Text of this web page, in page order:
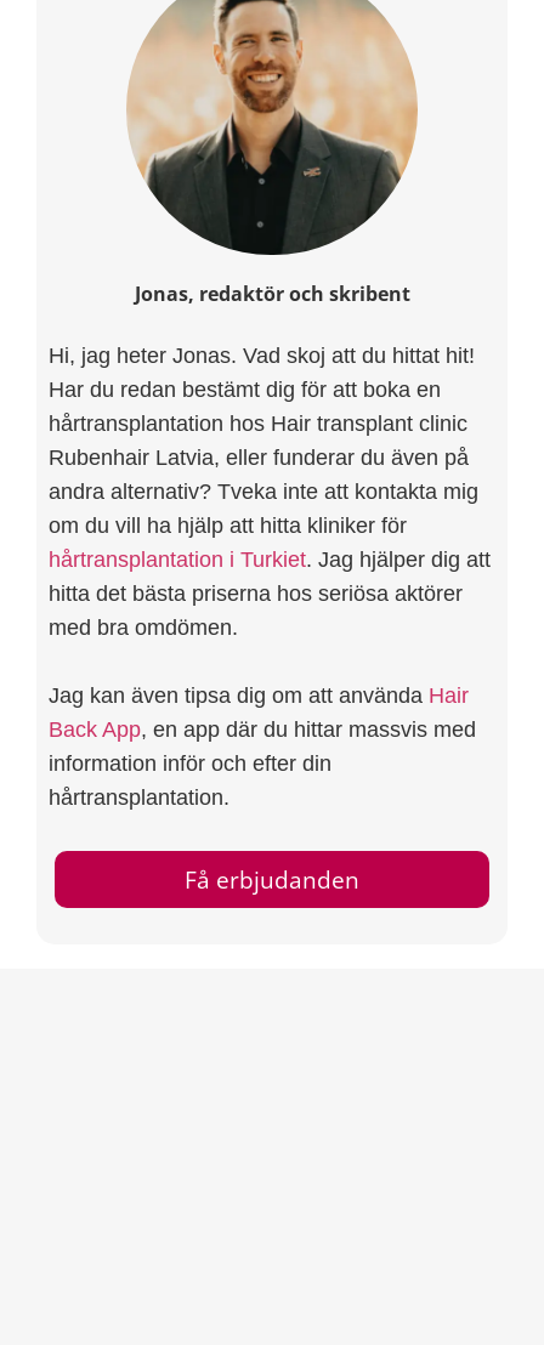
Jonas, redaktör och skribent
Hi, jag heter Jonas. Vad skoj att du hittat hit!
Har du redan bestämt dig för att boka en
hårtransplantation hos Hair transplant clinic
Rubenhair Latvia, eller funderar du även på
andra alternativ? Tveka inte att kontakta mig
om du vill ha hjälp att hitta kliniker för
hårtransplantation i Turkiet. Jag hjälper dig att
hitta det bästa priserna hos seriösa aktörer
med bra omdömen.
Jag kan även tipsa dig om att använda Hair
Back App, en app där du hittar massvis med
information inför och efter din
hårtransplantation.
Få erbjudanden